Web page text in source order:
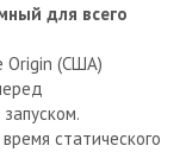
для всего
Origin (США)
статического